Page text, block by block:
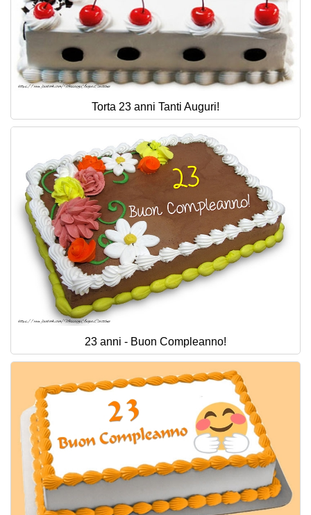
Torta 23 anni Tanti Auguri!
23 anni - Buon Compleanno!